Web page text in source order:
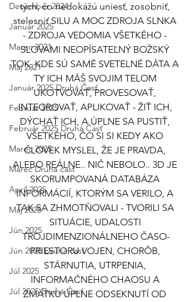
December 2024
Január 2025
Marec 2021
Máj 2021
Január 2025 Druhá Časť
Február 2025
Február 2025 Druhá Časť
Marec 2025
Marec Druhá časť
Apríl 2025
Máj 2025
Jún 2025
Jún 2025 Druhá časť
Júl 2025
Júl 2025 Druhá Časť
tých, čo nedokážú uniesť, zosobniť,
stelesniť SILU A MOC ZDROJA SLNKA
- ZDROJA VEDOMIA VŠETKÉHO -
SLOVAMI NEOPÍSATEĽNÝ BOŽSKÝ
TOK, KDE SÚ SAMÉ SVETELNÉ DÁTA A
TY ICH MÁŠ SVOJIM TELOM
UKOTVOVAŤ, PROVESOVAŤ,
INTEGROVAŤ, APLIKOVAŤ - ŽIŤ ICH,
DÝCHAŤ ICH, A ÚPLNE SA PUSTIŤ,
VŠETKÉHO, ČO SI SI KEDY AKO
ČLOVEK MYSLEL, ŽE JE PRAVDA,
ALEBO REÁLNE.. NIČ NEBOLO.. 3D JE
SKORUMPOVANÁ DATABÁZA
INFORMÁCIÍ, KTORÝM SA VERILO, A
TAK SA ZHMOTŇOVALI - TVORILI SA
SITUÁCIE, UDALOSTI
TROJDIMENZIONÁLNEHO ČASO-
PRIESTORU VOJEN, CHORÔB,
STÁRNUTIA, UTRPENIA,
INFORMAČNÉHO CHAOSU A
ZMÄTKU ÚPLNE ODSEKNUTÍ OD